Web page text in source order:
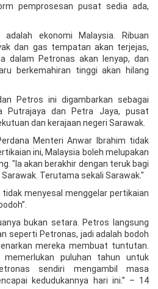
pemprosesan pusat sedia ada,
ekonomi Malaysia. Ribuan
dan gas tempatan akan terjejas,
dalam Petronas akan lenyap, dan
berkemahiran tinggi akan hilang
Petros ini digambarkan sebagai
Putrajaya dan Petra Jaya, pusat
dan kerajaan negeri Sarawak.
Menteri Anwar Ibrahim tidak
ini, Malaysia boleh melupakan
"Ia akan berakhir dengan teruk bagi
Terutama sekali Sarawak."
tidak menyesal menggelar pertikaian
bukan setara. Petros langsung
seperti Petronas, jadi adalah bodoh
mereka membuat tuntutan.
puluhan tahun untuk
sendiri mengambil masa
kedudukannya hari ini.” – 14